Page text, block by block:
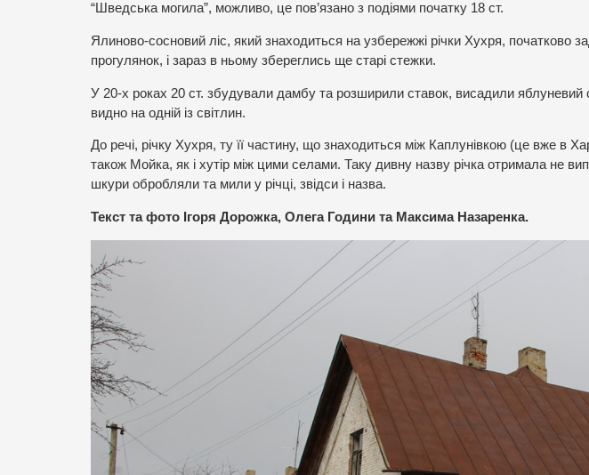
“Шведська могила”, можливо, це пов’язано з подіями початку 18 ст.
Ялиново-сосновий ліс, який знаходиться на узбережжі річки Хухря, початково
прогулянок, і зараз в ньому збереглись ще старі стежки.
У 20-х роках 20 ст. збудували дамбу та розширили ставок, висадили яблуневий
видно на одній із світлин.
До речі, річку Хухря, ту її частину, що знаходиться між Каплунівкою (це вже в
також Мойка, як і хутір між цими селами. Таку дивну назву річка отримала не
шкури обробляли та мили у річці, звідси і назва.
Текст та фото Ігоря Дорожка, Олега Години та Максима Назаренка.